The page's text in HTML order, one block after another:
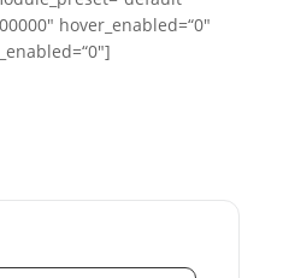
hover_enabled=“0″